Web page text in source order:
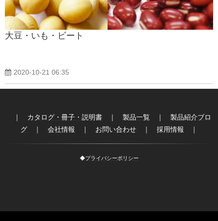
大豆・いも・ビート
2020-10-21 06:35
｜ カタログ・冊子・説明書 ｜ 製品一覧 ｜ 製品紹介ブロ
グ ｜ 会社情報 ｜ お問い合わせ ｜ 採用情報 ｜
◆プライバシーポリシー